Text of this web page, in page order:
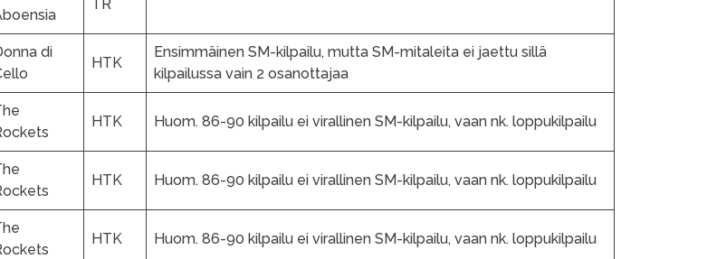
TR
di
HTK
Ensimmäinen SM-kilpailu, mutta SM-mitaleita ei jaettu sillä
kilpailussa vain 2 osanottajaa
HTK Huom. 86-90 kilpailu ei virallinen SM-kilpailu, vaan nk. loppukilpailu
HTK Huom. 86-90 kilpailu ei virallinen SM-kilpailu, vaan nk. loppukilpailu
HTK Huom. 86-90 kilpailu ei virallinen SM-kilpailu, vaan nk. loppukilpailu